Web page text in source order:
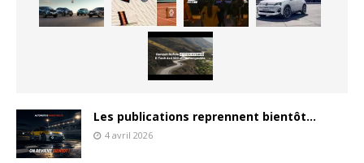
Les publications reprennent bientôt…
4 avril 2026